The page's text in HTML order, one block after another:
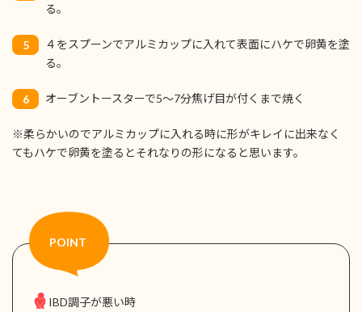
る。
5
４をスプーンでアルミカップに入れて表面にハケで卵黄を塗
る。
6 オーブントースターで5〜7分焦げ目が付くまで焼く
※柔らかいのでアルミカップに入れる時に形がキレイに出来なく
てもハケで卵黄を塗るとそれなりの形になると思います。
IBD調子が悪い時